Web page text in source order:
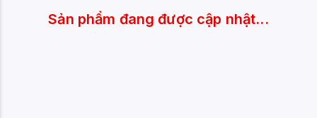
Sản phẩm đang được cập nhật...